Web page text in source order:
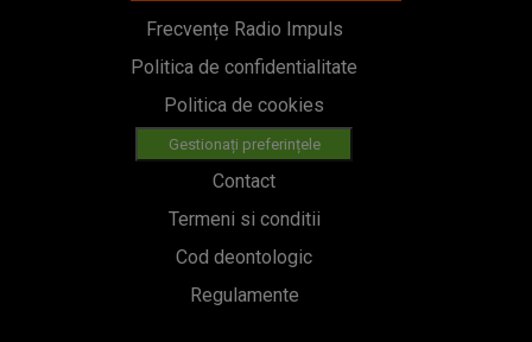
Frecvențe Radio Impuls
Politica de confidentialitate
Politica de cookies
Gestionați preferințele
Contact
Termeni si conditii
Cod deontologic
Regulamente